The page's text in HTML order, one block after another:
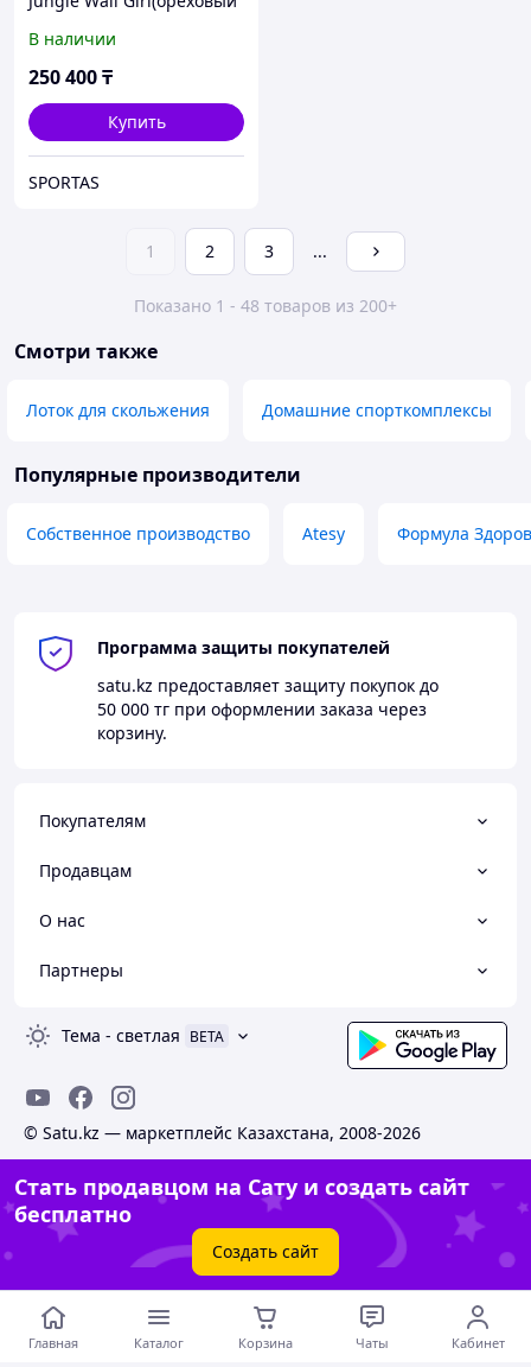
В наличии
250 400₸
Купить
SPORTAS
1 2 3 ...
Показано 1 - 48 товаров из 200+
Смотри также
Лоток для скольжения Домашние спорткомплексы
Популярные производители
Собственное производство Atesy Формула
Программа защиты покупателей
satu.kz предоставляет защиту покупок до
50 000 тг при оформлении заказа через
корзину.
Покупателям
Продавцам
О нас
Партнеры
Тема - светлая BETA
© Satu.kz — маркетплейс Казахстана, 2008-2026
Стать продавцом на Сату и создать сайт
бесплатно
Создать сайт
Главная Каталог Корзина Чаты Кабинет